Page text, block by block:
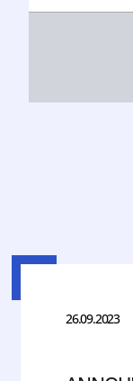
26.09.2023